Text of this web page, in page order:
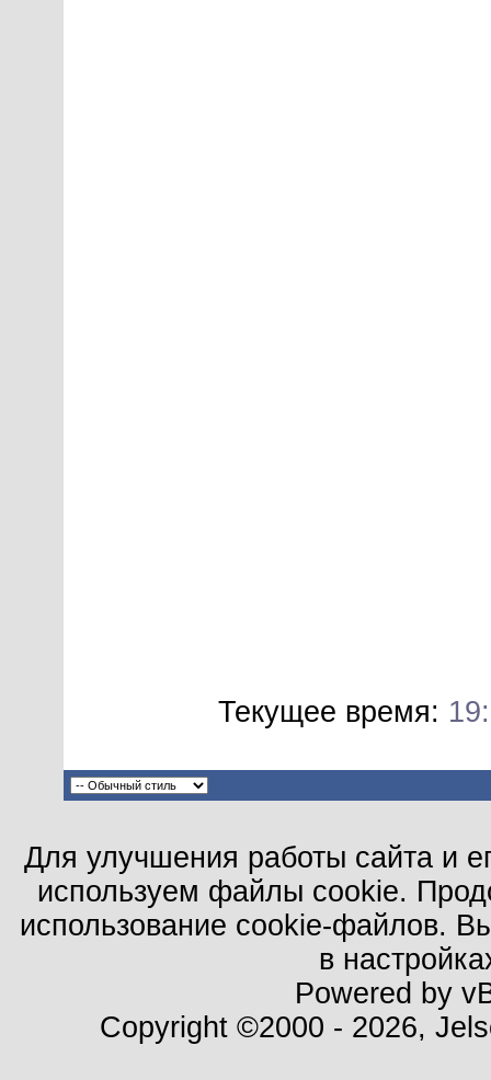
Текущее время:
Для улучшения работы сайта и
используем файлы cookie.
использование cookie-файлов.
в
Powered by
Copyright ©2000 - 2026,